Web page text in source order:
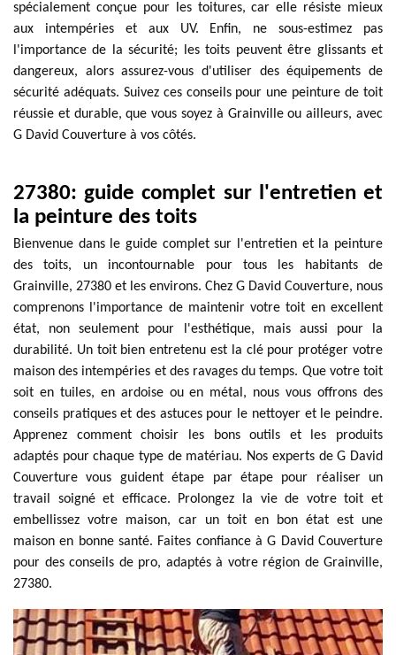
spécialement conçue pour les toitures, car elle résiste mieux
aux intempéries et aux UV. Enfin, ne sous-estimez pas
l'importance de la sécurité; les toits peuvent être glissants et
dangereux, alors assurez-vous d'utiliser des équipements de
sécurité adéquats. Suivez ces conseils pour une peinture de toit
réussie et durable, que vous soyez à Grainville ou ailleurs, avec
G David Couverture à vos côtés.
27380: guide complet sur l'entretien et
la peinture des toits
Bienvenue dans le guide complet sur l'entretien et la peinture
des toits, un incontournable pour tous les habitants de
Grainville, 27380 et les environs. Chez G David Couverture, nous
comprenons l'importance de maintenir votre toit en excellent
état, non seulement pour l'esthétique, mais aussi pour la
durabilité. Un toit bien entretenu est la clé pour protéger votre
maison des intempéries et des ravages du temps. Que votre toit
soit en tuiles, en ardoise ou en métal, nous vous offrons des
conseils pratiques et des astuces pour le nettoyer et le peindre.
Apprenez comment choisir les bons outils et les produits
adaptés pour chaque type de matériau. Nos experts de G David
Couverture vous guident étape par étape pour réaliser un
travail soigné et efficace. Prolongez la vie de votre toit et
embellissez votre maison, car un toit en bon état est une
maison en bonne santé. Faites confiance à G David Couverture
pour des conseils de pro, adaptés à votre région de Grainville,
27380.